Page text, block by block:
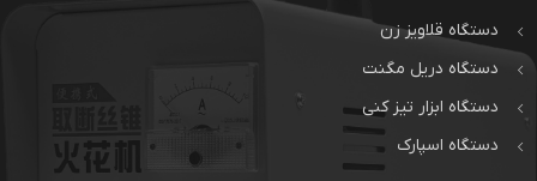
دستگاه قلاویز زن
دستگاه دریل مگنت
دستگاه ابزار تیز کنی
دستگاه اسپارک